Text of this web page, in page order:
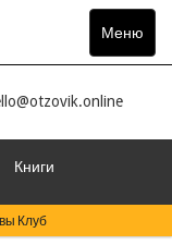
Меню
Toggle
Книги
Клуб